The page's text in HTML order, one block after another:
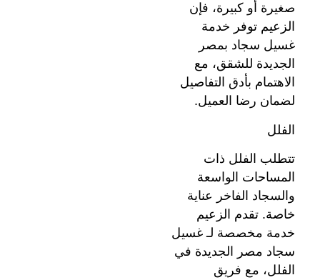
صغيرة أو كبيرة، فإن
الزعيم توفر خدمة
غسيل سجاد بمصر
الجديدة للشقق، مع
الاهتمام بأدق التفاصيل
لضمان رضا العميل.
الفلل
تتطلب الفلل ذات
المساحات الواسعة
والسجاد الفاخر عناية
خاصة. تقدم الزعيم
خدمة مخصصة لـ غسيل
سجاد مصر الجديدة في
الفلل، مع فريق